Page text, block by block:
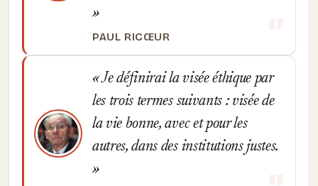
PAUL RICŒUR
Je définirai la visée éthique par
les trois termes suivants : visée de
la vie bonne, avec et pour les
autres, dans des institutions justes.